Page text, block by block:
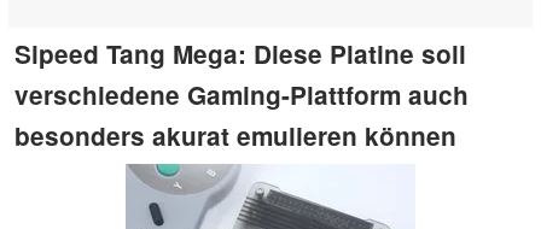
Sipeed Tang Mega: Diese Platine soll
verschiedene Gaming-Plattform auch
besonders akurat emulieren können